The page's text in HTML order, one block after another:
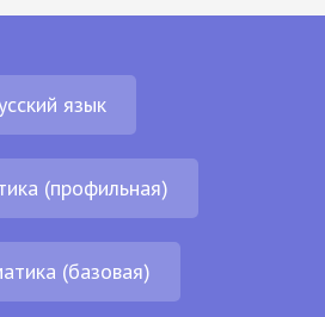
язык
(профильная)
(базовая)